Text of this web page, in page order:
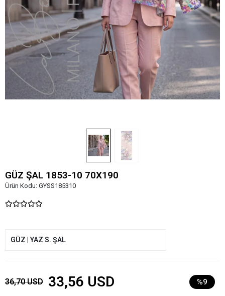
GÜZ ŞAL 1853-10 70X190
Ürün Kodu: GYSS185310
GÜZ | YAZ S. ŞAL
36,70 USD 33,56 USD %9